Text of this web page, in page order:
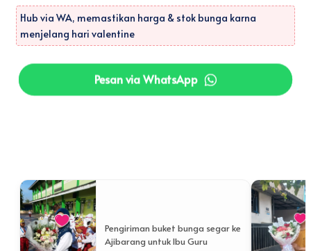
Hub via WA, memastikan harga & stok bunga karna
menjelang hari valentine
Pesan via WhatsApp
Pengiriman buket bunga segar ke
Ajibarang untuk Ibu Guru